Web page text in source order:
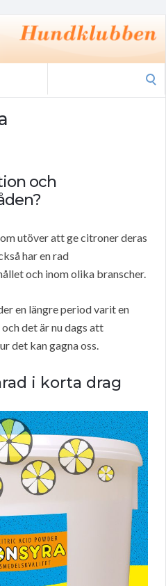
och
utöver att ge citroner deras
har en rad
och inom olika branscher.
en längre period varit en
det är nu dags att
det kan gagna oss.
i korta drag